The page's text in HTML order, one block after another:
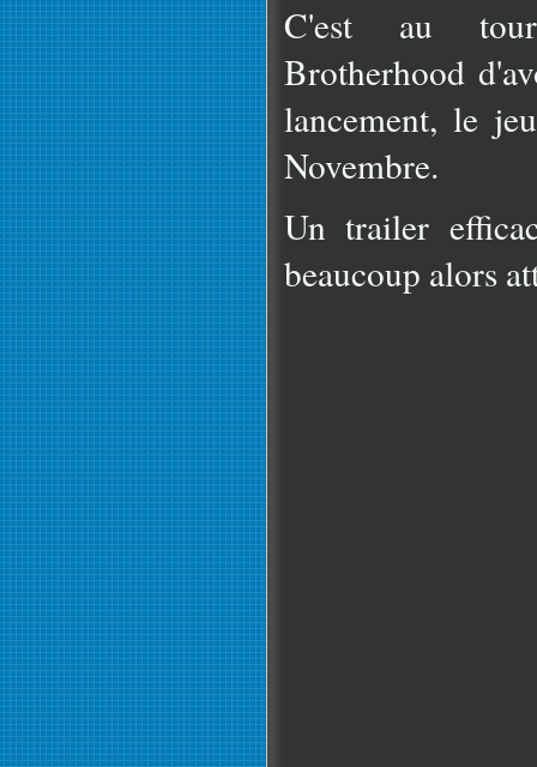
C'est au tour
Brotherhood
lancement, le
Novembre.
Un trailer
beaucoup alors